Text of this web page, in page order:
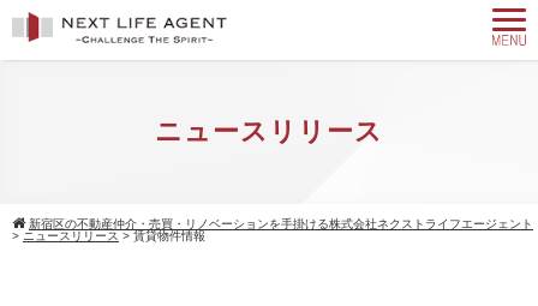
ニュースリリース
新宿区の不動産仲介・売買・リノベーションを手掛ける株式会社ネクストライフエージェント
> ニュースリリース > 賃貸物件情報